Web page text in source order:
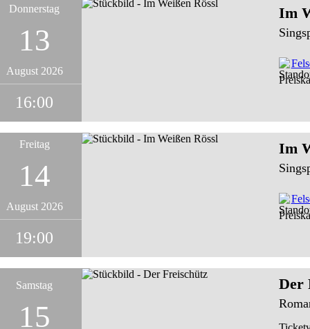
Donnerstag
13
August 2026
16:00
Im
Freitag
14
August 2026
19:00
Im
Samstag
15
Der